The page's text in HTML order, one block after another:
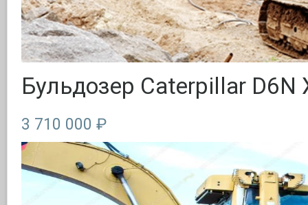
Бульдозер Caterpillar D6N
3 710 000 ₽